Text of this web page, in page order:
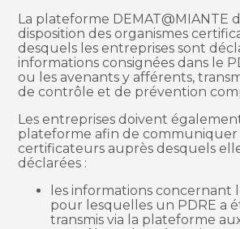
La plateforme DEMAT@MIANTE
disposition des organismes
desquels les entreprises sont
informations consignées dans le
ou les avenants y afférents,
de contrôle et de prévention
Les entreprises doivent
plateforme afin de communiquer
certificateurs auprès desquels
déclarées :
les informations concernant
pour lesquelles un PDRE a
transmis via la plateforme